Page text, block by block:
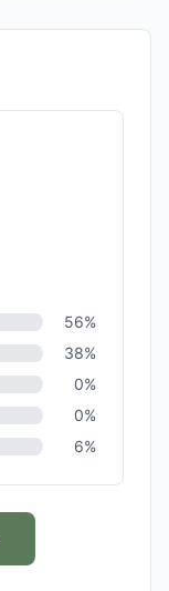
56%
38%
0%
0%
6%